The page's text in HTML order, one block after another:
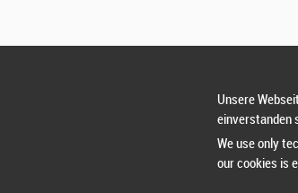
Unsere
einverstanden
We use only
our cookies is